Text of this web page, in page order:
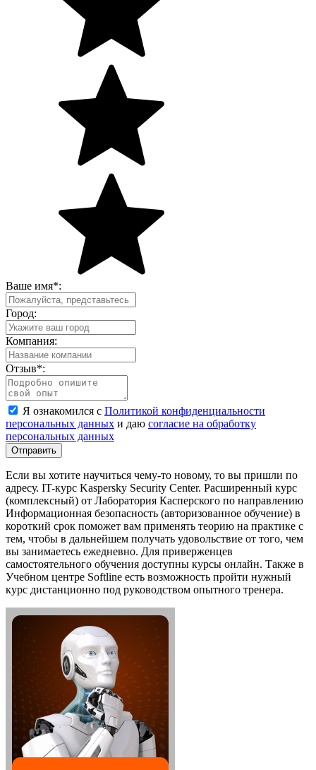
Ваше имя*:
Город:
Компания:
Отзыв*:
Я ознакомился с Политикой конфиденциальности
персональных данных и даю согласие на обработку
персональных данных
Отправить
Если вы хотите научиться чему-то новому, то вы пришли по
адресу. IT-курс Kaspersky Security Center. Расширенный курс
(комплексный) от Лаборатория Касперского по направлению
Информационная безопасность (авторизованное обучение) в
короткий срок поможет вам применять теорию на практике с
тем, чтобы в дальнейшем получать удовольствие от того, чем
вы занимаетесь ежедневно. Для приверженцев
самостоятельного обучения доступны курсы онлайн. Также в
Учебном центре Softline есть возможность пройти нужный
курс дистанционно под руководством опытного тренера.